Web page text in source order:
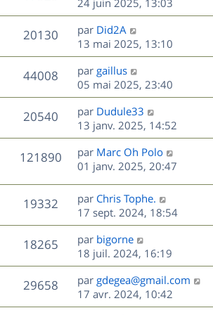
s
a
g
e
m
e
s
s
a
g
e
s
i
e
r
m
e
s
s
a
g
e
u
s
r
n
i
e
r
m
e
s
s
a
g
e
20130V
u
e
s
D
e
r
n
i
e
r
m
e
s
s
a
g
e
par Did2A
13 mai 2025, 13:10
44008V
u
s
D
e
r
n
i
e
r
m
e
s
s
a
g
e
par gaillus
05 mai 2025, 23:40
20540V
u
e
D
e
r
n
i
r
m
e
s
s
a
g
e
par Dudule33
13 janv. 2025, 14:52
121890V
u
D
e
i
e
r
m
e
s
s
a
par Marc Oh Polo
01 janv. 2025, 20:47
19332V
u
s
D
e
r
n
i
e
r
m
e
par Chris Tophe.
17 sept. 2024, 18:54
18265V
u
e
D
e
r
n
i
e
par bigorne
18 juil. 2024, 16:19
29658V
u
D
e
r
par gdegea@gmail.com
17 avr. 2024, 10:42